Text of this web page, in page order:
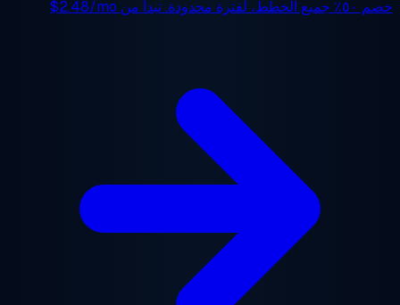
٥٠٪ جميع الخطط، لفترة محدودة. تبدأ من $2.48/mo